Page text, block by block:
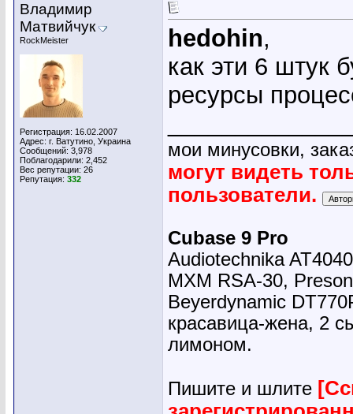
Владимир
Матвийчук
RockMeister
Регистрация: 16.02.2007
Адрес: г. Ватутино, Украина
Сообщений: 3,978
Поблагодарили: 2,452
Вес репутации: 26
Репутация: 332
hedohin,
как эти 6 штук
ресурсы
мои минусовки,
могут видеть
пользователи.
Cubase 9 Pro
Audiotechnika
MXM RSA-30,
Beyerdynamic
красавица-жена, 2
лимоном.
Пишите и шлите